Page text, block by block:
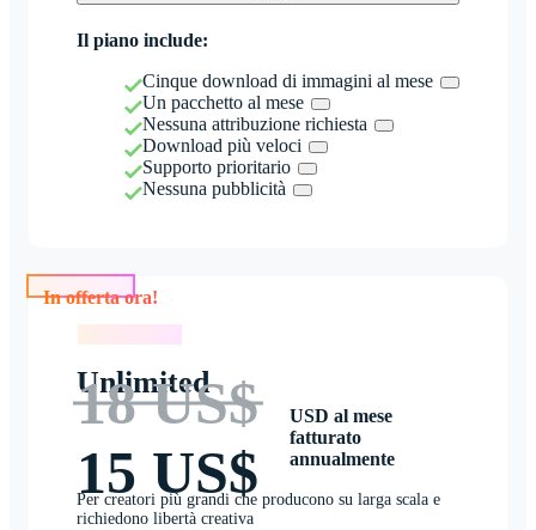
Il piano include:
Cinque download di immagini al mese
Un pacchetto al mese
Nessuna attribuzione richiesta
Download più veloci
Supporto prioritario
Nessuna pubblicità
Unlimited
18 US$
15 US$
USD al mese
fatturato
annualmente
Per creatori più grandi che producono su larga scala e
richiedono libertà creativa